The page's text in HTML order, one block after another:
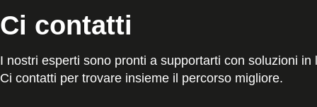
Ci contatti
I nostri esperti sono pronti a supportarti con soluzioni
Ci contatti per trovare insieme il percorso migliore.